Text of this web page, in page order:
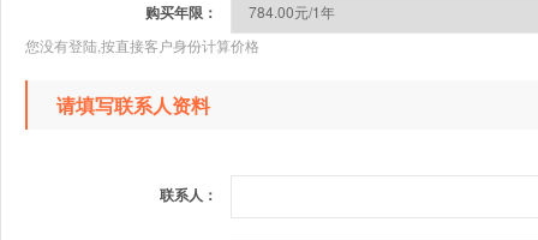
购买年限：
您没有登陆,按直接客户身份计算价格
请填写联系人资料
联系人：